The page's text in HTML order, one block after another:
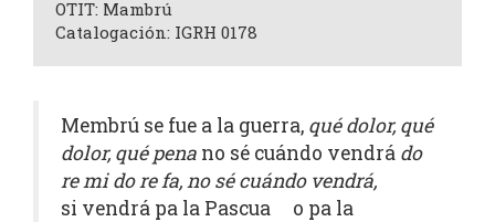
OTIT: Mambrú
Catalogación: IGRH 0178
Membrú se fue a la guerra, qué dolor, qué
dolor, qué pena no sé cuándo vendrá do
re mi do re fa, no sé cuándo vendrá,
si vendrá pa la Pascua o pa la